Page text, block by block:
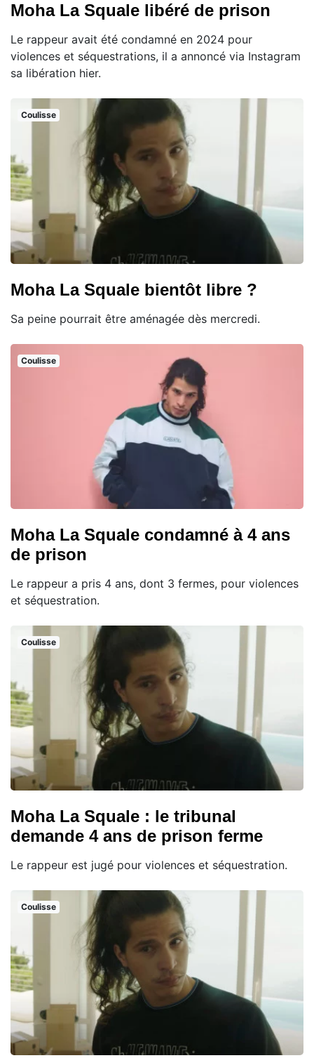
Moha La Squale libéré de prison
Le rappeur avait été condamné en 2024 pour
violences et séquestrations, il a annoncé via Instagram
sa libération hier.
Coulisse
Moha La Squale bientôt libre ?
Sa peine pourrait être aménagée dès mercredi.
Coulisse
Moha La Squale condamné à 4 ans
de prison
Le rappeur a pris 4 ans, dont 3 fermes, pour violences
et séquestration.
Coulisse
Moha La Squale : le tribunal
demande 4 ans de prison ferme
Le rappeur est jugé pour violences et séquestration.
Coulisse